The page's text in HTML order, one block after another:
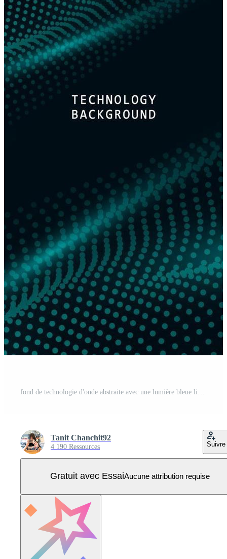
Tanit Chanchit92
4 190 Ressources Suivre
Gratuit avec EssaiAucune attribution requise